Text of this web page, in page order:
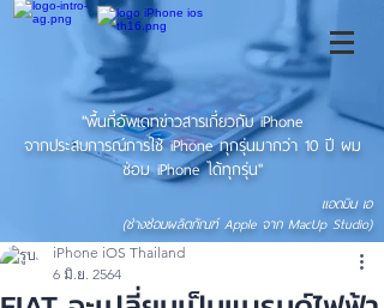
"พื้นที่อัพเดทข่าวสารเกี่ยวกับ iPhone
จากประสบการณ์การใช้ iPhone ทุกรุ่นมากว่า 10 ปี ผม
ซ่อม iPhone ได้ทุกรุ่น"
แอดมิน เอ
(ช่างซ่อมผลิตภัณฑ์ Apple จาก MacUp Studio)
iPhone iOS Thailand
6 มิ.ย. 2564